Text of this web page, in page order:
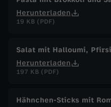
Herunterladen
19 KB (PDF)
Salat mit Halloumi,
Herunterladen
197 KB (PDF)
Hähnchen-Sticks mit